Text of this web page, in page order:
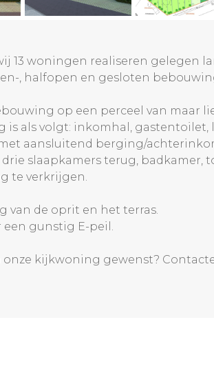
13 woningen realiseren gelegen
, halfopen en gesloten
op een perceel van maar
is als volgt: inkomhal,
aansluitend berging/
slaapkamers terug, badkamer,
te verkrijgen.
van de oprit en het terras.
een gunstig E-peil.
kijkwoning gewenst?